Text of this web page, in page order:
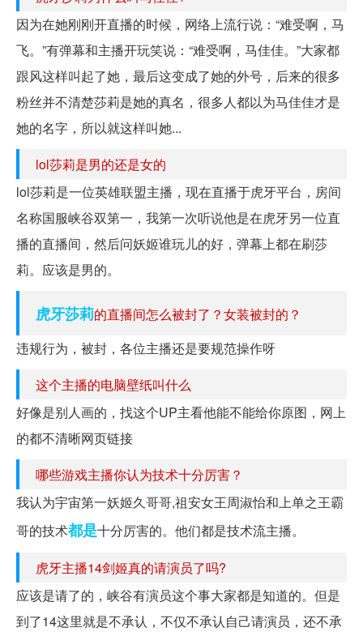
因为在她刚刚开直播的时候，网络上流行说：“难受啊，马
飞。”有弹幕和主播开玩笑说：“难受啊，马佳佳。”大家都
跟风这样叫起了她，最后这变成了她的外号，后来的很多
粉丝并不清楚莎莉是她的真名，很多人都以为马佳佳才是
她的名字，所以就这样叫她...
lol莎莉是男的还是女的
lol莎莉是一位英雄联盟主播，现在直播于虎牙平台，房间
名称国服峡谷双第一，我第一次听说他是在虎牙另一位直
播的直播间，然后问妖姬谁玩儿的好，弹幕上都在刷莎
莉。应该是男的。
虎牙莎莉的直播间怎么被封了？女装被封的？
违规行为，被封，各位主播还是要规范操作呀
这个主播的电脑壁纸叫什么
好像是别人画的，找这个UP主看他能不能给你原图，网上
的都不清晰网页链接
哪些游戏主播你认为技术十分厉害？
我认为宇宙第一妖姬久哥哥,祖安女王周淑怡和上单之王霸
哥的技术都是十分厉害的。他们都是技术流主播。
虎牙主播14剑姬真的请演员了吗?
应该是请了的，峡谷有演员这个事大家都是知道的。但是
到了14这里就是不承认，不仅不承认自己请演员，还不承